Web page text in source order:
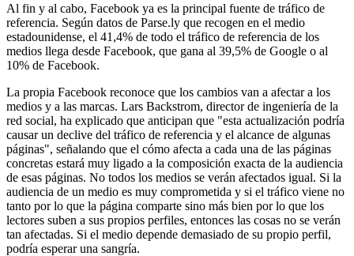
Al fin y al cabo, Facebook ya es la principal fuente de tráfico de
referencia. Según datos de Parse.ly que recogen en el medio
estadounidense, el 41,4% de todo el tráfico de referencia de los
medios llega desde Facebook, que gana al 39,5% de Google o al
10% de Facebook.
La propia Facebook reconoce que los cambios van a afectar a los
medios y a las marcas. Lars Backstrom, director de ingeniería de la
red social, ha explicado que anticipan que "esta actualización podría
causar un declive del tráfico de referencia y el alcance de algunas
páginas", señalando que el cómo afecta a cada una de las páginas
concretas estará muy ligado a la composición exacta de la audiencia
de esas páginas. No todos los medios se verán afectados igual. Si la
audiencia de un medio es muy comprometida y si el tráfico viene no
tanto por lo que la página comparte sino más bien por lo que los
lectores suben a sus propios perfiles, entonces las cosas no se verán
tan afectadas. Si el medio depende demasiado de su propio perfil,
podría esperar una sangría.